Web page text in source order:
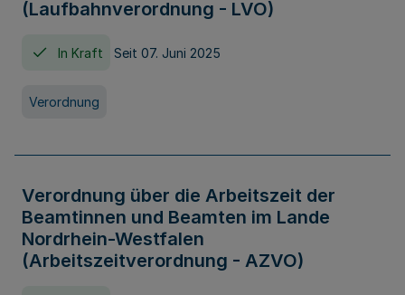
(Laufbahnverordnung - LVO)
In Kraft Seit 07. Juni 2025
Verordnung
Verordnung über die Arbeitszeit der
Beamtinnen und Beamten im Lande
Nordrhein-Westfalen
(Arbeitszeitverordnung - AZVO)